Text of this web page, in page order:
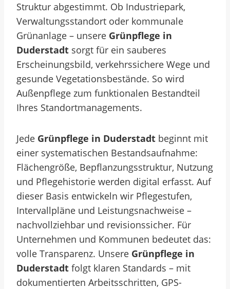
Struktur abgestimmt. Ob Industriepark,
Verwaltungsstandort oder kommunale
Grünanlage – unsere Grünpflege in
Duderstadt sorgt für ein sauberes
Erscheinungsbild, verkehrssichere Wege und
gesunde Vegetationsbestände. So wird
Außenpflege zum funktionalen Bestandteil
Ihres Standortmanagements.
Jede Grünpflege in Duderstadt beginnt mit
einer systematischen Bestandsaufnahme:
Flächengröße, Bepflanzungsstruktur, Nutzung
und Pflegehistorie werden digital erfasst. Auf
dieser Basis entwickeln wir Pflegestufen,
Intervallpläne und Leistungsnachweise –
nachvollziehbar und revisionssicher. Für
Unternehmen und Kommunen bedeutet das:
volle Transparenz. Unsere Grünpflege in
Duderstadt folgt klaren Standards – mit
dokumentierten Arbeitsschritten, GPS-